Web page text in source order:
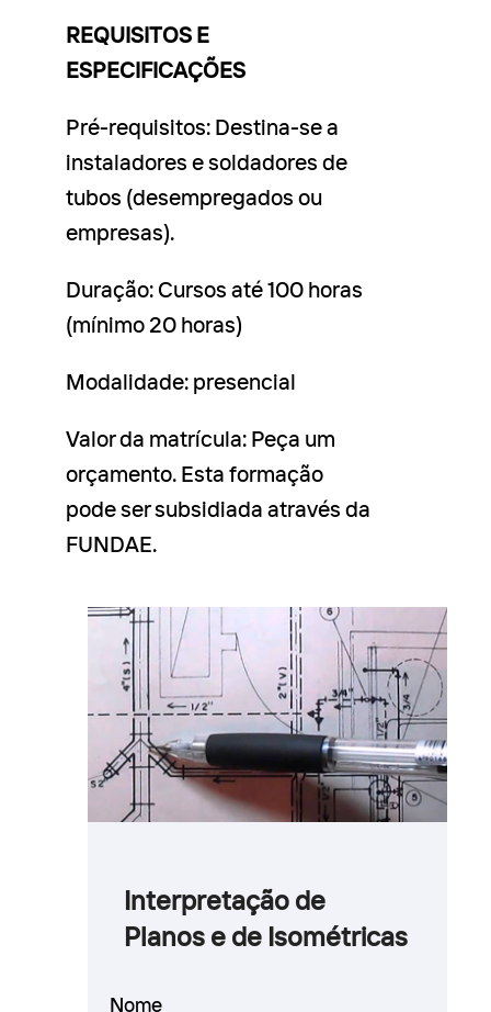
REQUISITOS E
ESPECIFICAÇÕES
Pré-requisitos: Destina-se a
instaladores e soldadores de
tubos (desempregados ou
empresas).
Duração: Cursos até 100 horas
(mínimo 20 horas)
Modalidade: presencial
Valor da matrícula: Peça um
orçamento. Esta formação
pode ser subsidiada através da
FUNDAE.
Interpretação de
Planos e de Isométricas